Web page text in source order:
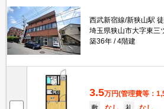
西武新宿線/新狭山駅
埼玉県狭山市大字東三
築36年
4階建
3.5万円(管理費等：
敷
なし 礼
なし